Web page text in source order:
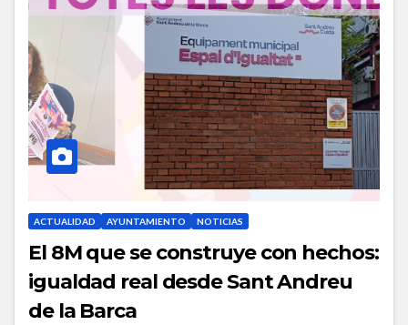
ACTUALIDAD AYUNTAMIENTO NOTICIAS
El 8M que se construye con hechos:
igualdad real desde Sant Andreu
de la Barca